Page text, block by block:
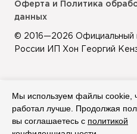
Уход за серебром
Предложения о сотрудничестве
© 2016—2026 Официальный
России ИП Хон Георгий
Оферта и Политика
данных
Мы используем файлы cookie,
работал лучше. Продолжая
вы соглашаетесь с политикой